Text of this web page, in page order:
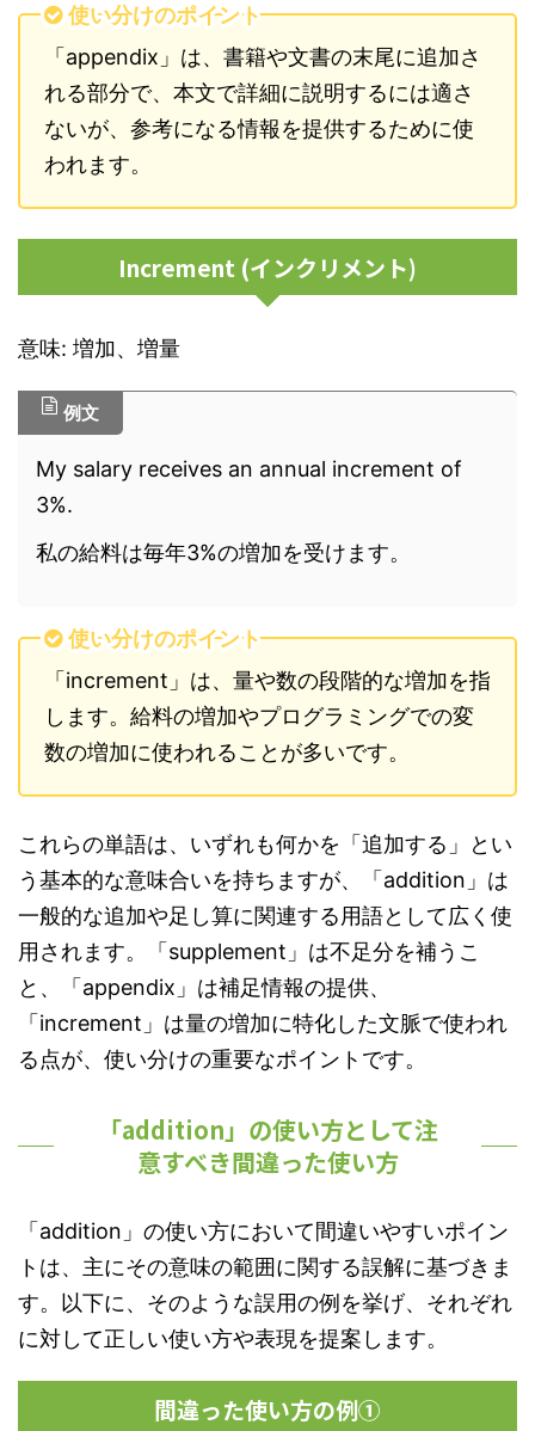
使い分けのポイント
「appendix」は、書籍や文書の末尾に追加さ
れる部分で、本文で詳細に説明するには適さ
ないが、参考になる情報を提供するために使
われます。
Increment (インクリメント)
意味: 増加、増量
例文
My salary receives an annual increment of
3%.
私の給料は毎年3%の増加を受けます。
使い分けのポイント
「increment」は、量や数の段階的な増加を指
します。給料の増加やプログラミングでの変
数の増加に使われることが多いです。
これらの単語は、いずれも何かを「追加する」とい
う基本的な意味合いを持ちますが、「addition」は
一般的な追加や足し算に関連する用語として広く使
用されます。「supplement」は不足分を補うこ
と、「appendix」は補足情報の提供、
「increment」は量の増加に特化した文脈で使われ
る点が、使い分けの重要なポイントです。
「addition」の使い方として注
意すべき間違った使い方
「addition」の使い方において間違いやすいポイン
トは、主にその意味の範囲に関する誤解に基づきま
す。以下に、そのような誤用の例を挙げ、それぞれ
に対して正しい使い方や表現を提案します。
間違った使い方の例①